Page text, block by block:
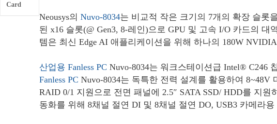
Card
Neousys의 Nuvo-8034는 비교적 작은 크기의 7개의 확장 슬롯
된 x16 슬롯(@ Gen3, 8-레인)으로 GPU 및 고속 I/O 카드의
템은 최신 Edge AI 애플리케이션을 위해 하나의 180W
산업용 Fanless PC Nuvo-8034는 워크스테이션급 Intel® C246
Fanless PC Nuvo-8034는 독특한 전력 설계를 활용하여
RAID 0/1 지원으로 전면 패널에 2.5″ SATA SSD/ HDD를 지
동화를 위해 8채널 절연 DI 및 8채널 절연 DO, USB3 카메라